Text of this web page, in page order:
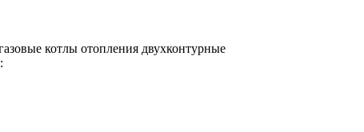
котлы отопления двухконтурные